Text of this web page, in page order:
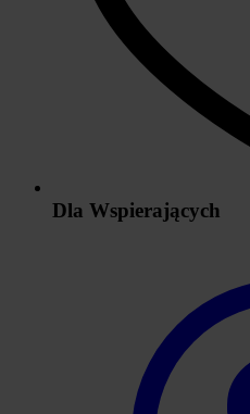
Dla Wspierających